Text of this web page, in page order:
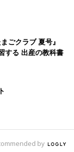
ごクラブ 夏号』
する 出産の教科書
by